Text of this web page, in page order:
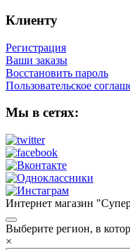
Клиенту
Регистрация
Ваши заказы
Восстановить пароль
Пользовательское
Мы в сетях:
Интернет магазин
Выберите регион, в
×